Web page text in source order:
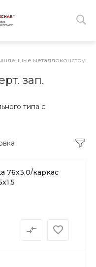
зап.
типа с
76х3,0/каркас